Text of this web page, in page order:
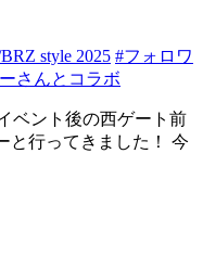
style 2025 #フォロワ
さんとコラボ
ベント後の西ゲート前
と行ってきました！ 今